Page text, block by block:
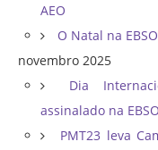
AEO
O Natal na EBSO
novembro 2025
Dia
assinalado na EBSO
PMT23 leva